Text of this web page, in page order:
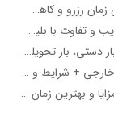
راهنمای خرید بلیط ارزان هواپیما به تفلیس | بهترین زمان رزرو و کاهش هزینه سفر
بلیط چارتر هواپیما چیست؟ راهنمای کامل مزایا، معایب و تفاوت با بلیط سیستمی
قوانین بار در پروازهای داخلی ایران | راهنمای کامل بار دستی، بار تحویلی و مقررات حمل بار
خرید اقساطی بلیط هواپیما | سفر قسطی داخلی و خارجی + شرایط و مدارک | اسپادچارتر
بلیط سیستمی تهران تبریز | راهنمای خرید، قیمت، مزایا و بهترین زمان رزرو